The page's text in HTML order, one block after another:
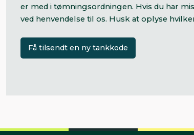
er med i tømningsordningen. Hvis du har
ved henvendelse til os. Husk at oplyse
Få tilsendt en ny tankkode